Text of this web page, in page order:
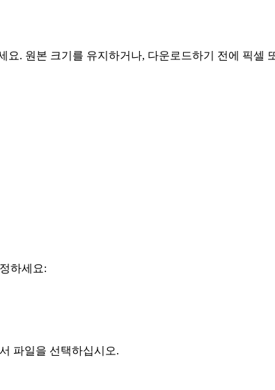
요. 원본 크기를 유지하거나, 다운로드하기 전에 픽셀
하세요:
파일을 선택하십시오.